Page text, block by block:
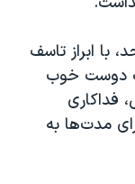
با ابراز تاسف
دوست خوب
فداکاری
مدت‌ها به